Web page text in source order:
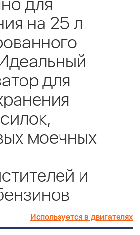
на 25 л
для
моечных
и
Используется в двигателях